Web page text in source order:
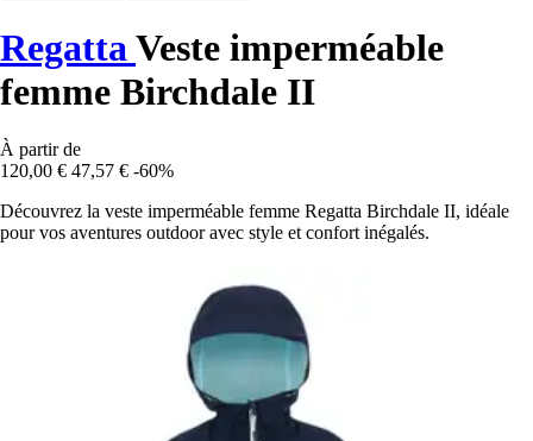
Regatta Veste imperméable
femme Birchdale II
À partir de
120,00 € 47,57 € -60%
Découvrez la veste imperméable femme Regatta Birchdale II, idéale
pour vos aventures outdoor avec style et confort inégalés.